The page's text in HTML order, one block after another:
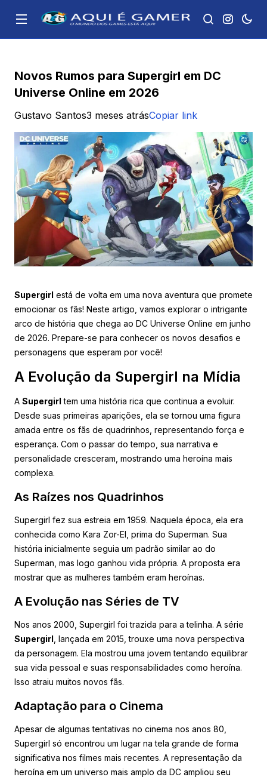
Novos Rumos para Supergirl em DC
Universe Online em 2026
Gustavo Santos3 meses atrásCopiar link
Supergirl está de volta em uma nova aventura que promete
emocionar os fãs! Neste artigo, vamos explorar o intrigante
arco de história que chega ao DC Universe Online em junho
de 2026. Prepare-se para conhecer os novos desafios e
personagens que esperam por você!
A Evolução da Supergirl na Mídia
A Supergirl tem uma história rica que continua a evoluir.
Desde suas primeiras aparições, ela se tornou uma figura
amada entre os fãs de quadrinhos, representando força e
esperança. Com o passar do tempo, sua narrativa e
personalidade cresceram, mostrando uma heroína mais
complexa.
As Raízes nos Quadrinhos
Supergirl fez sua estreia em 1959. Naquela época, ela era
conhecida como Kara Zor-El, prima do Superman. Sua
história inicialmente seguia um padrão similar ao do
Superman, mas logo ganhou vida própria. A proposta era
mostrar que as mulheres também eram heroínas.
A Evolução nas Séries de TV
Nos anos 2000, Supergirl foi trazida para a telinha. A série
Supergirl , lançada em 2015, trouxe uma nova perspectiva
da personagem. Ela mostrou uma jovem tentando equilibrar
sua vida pessoal e suas responsabilidades como heroína.
Isso atraiu muitos novos fãs.
Adaptação para o Cinema
Apesar de algumas tentativas no cinema nos anos 80,
Supergirl só encontrou um lugar na tela grande de forma
significativa nos filmes mais recentes. A representação da
heroína em um universo mais amplo da DC ampliou seu